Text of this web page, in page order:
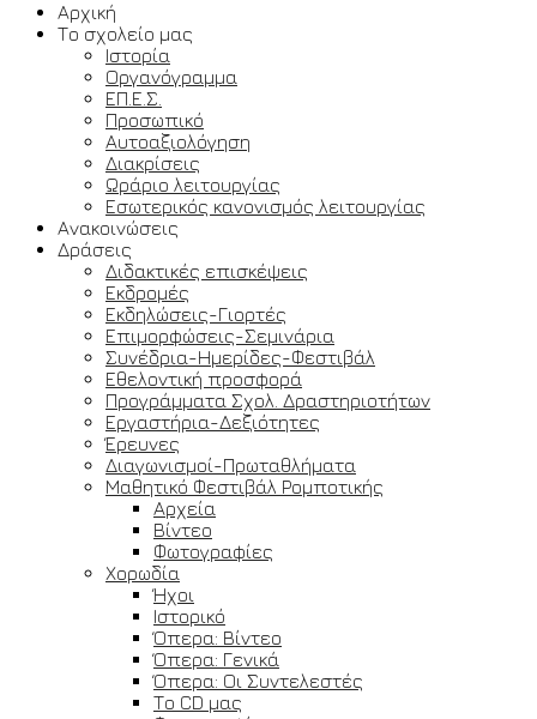
Αρχική
Το σχολείο μας
Ιστορία
Οργανόγραμμα
ΕΠ.Ε.Σ.
Προσωπικό
Αυτοαξιολόγηση
Διακρίσεις
Ωράριο λειτουργίας
Εσωτερικός κανονισμός λειτουργίας
Ανακοινώσεις
Δράσεις
Διδακτικές επισκέψεις
Εκδρομές
Εκδηλώσεις-Γιορτές
Επιμορφώσεις-Σεμινάρια
Συνέδρια-Ημερίδες-Φεστιβάλ
Εθελοντική προσφορά
Προγράμματα Σχολ. Δραστηριοτήτων
Εργαστήρια-Δεξιότητες
Έρευνες
Διαγωνισμοί-Πρωταθλήματα
Μαθητικό Φεστιβάλ Ρομποτικής
Αρχεία
Βίντεο
Φωτογραφίες
Χορωδία
Ήχοι
Ιστορικό
Όπερα: Βίντεο
Όπερα: Γενικά
Όπερα: Οι Συντελεστές
Το CD μας